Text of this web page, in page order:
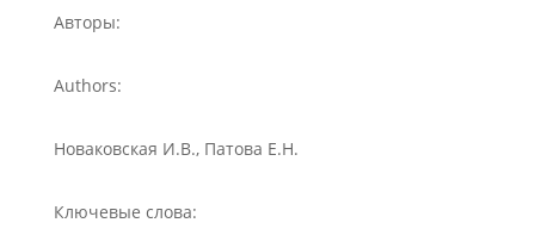
Авторы:
Authors:
Новаковская И.В., Патова Е.Н.
Ключевые слова: